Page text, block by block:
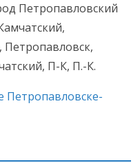
Петропавловский
Петропавловск,
П-К, П.-К.
Петропавловске-